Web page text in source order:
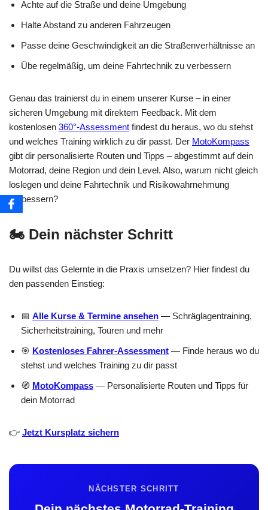
Achte auf die Straße und deine Umgebung
Halte Abstand zu anderen Fahrzeugen
Passe deine Geschwindigkeit an die Straßenverhältnisse an
Übe regelmäßig, um deine Fahrtechnik zu verbessern
Genau das trainierst du in einem unserer Kurse – in einer
sicheren Umgebung mit direktem Feedback. Mit dem
kostenlosen 360°-Assessment findest du heraus, wo du stehst
und welches Training wirklich zu dir passt. Der MotoKompass
gibt dir personalisierte Routen und Tipps – abgestimmt auf dein
Motorrad, deine Region und dein Level. Also, warum nicht gleich
loslegen und deine Fahrtechnik und Risikowahrnehmung
verbessern?
🏍️ Dein nächster Schritt
Du willst das Gelernte in die Praxis umsetzen? Hier findest du
den passenden Einstieg:
📅 Alle Kurse & Termine ansehen — Schräglagentraining,
Sicherheitstraining, Touren und mehr
🎯 Kostenloses Fahrer-Assessment — Finde heraus wo du
stehst und welches Training zu dir passt
🧭 MotoKompass — Personalisierte Routen und Tipps für
dein Motorrad
👉 Jetzt Kursplatz sichern
NÄCHSTER SCHRITT